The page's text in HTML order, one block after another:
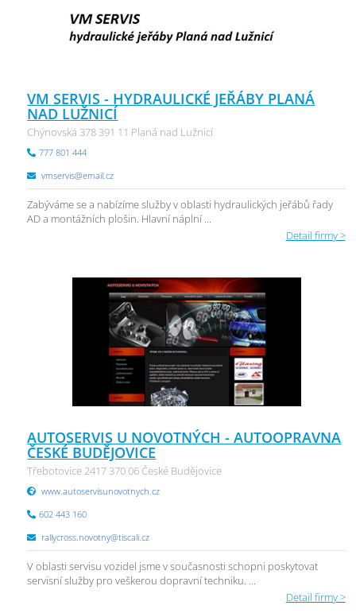
VM SERVIS - HYDRAULICKÉ JEŘÁBY PLANÁ
NAD LUŽNICÍ
Chýnovská 378 391 11 Planá nad Lužnicí
777 801 444
vmservis@email.cz
Zabýváme se a nabízíme služby v oblasti hydraulických jeřábů řady
AD a montážních plošin. Hlavní náplní ...
Detail firmy >
AUTOSERVIS U NOVOTNÝCH - AUTOOPRAVNA
ČESKÉ BUDĚJOVICE
Třebotovice 2417 370 06 České Budějovice
www.autoservisunovotnych.cz
602 443 160
rallycross.novotny@tiscali.cz
V oblasti servisu vozidel jsme v současnosti schopni poskytovat
servisní služby pro veškerou dopravní techniku. ...
Detail firmy >